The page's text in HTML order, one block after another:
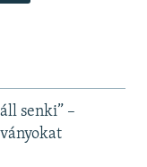
senki” –